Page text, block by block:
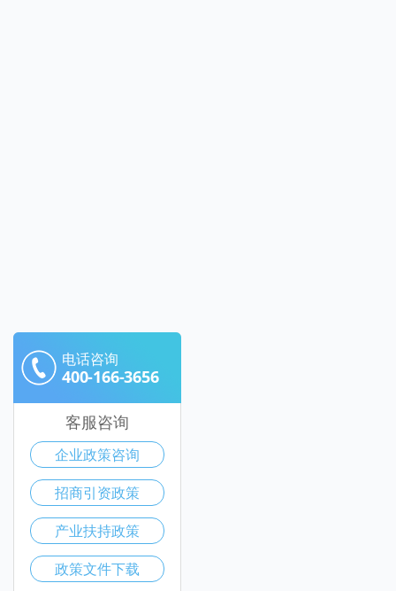
电话咨询
400-166-3656
客服咨询
企业政策咨询
招商引资政策
产业扶持政策
政策文件下载